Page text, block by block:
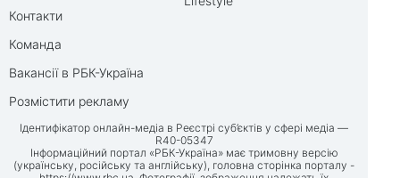
Контакти
Команда
Вакансії в РБК-Україна
Розмістити рекламу
Ідентифікатор онлайн-медіа в Реєстрі суб’єктів у сфері медіа —
R40-05347
Інформаційний портал «РБК-Україна» має тримовну версію
(українську, російську та англійську), головна сторінка порталу -